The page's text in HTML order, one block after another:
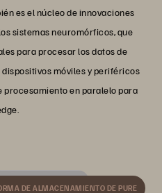
es el núcleo de innovaciones
sistemas neuromórficos, que
para procesar los datos de
móviles y periféricos
en paralelo para
DE ALMACENAMIENTO DE PURE